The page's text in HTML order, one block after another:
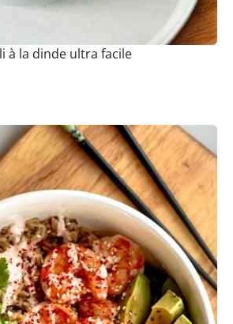
à la dinde ultra facile